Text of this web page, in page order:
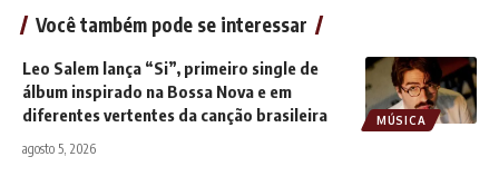
Você também pode se interessar
MÚSICA
Leo Salem lança “Si”, primeiro single de
álbum inspirado na Bossa Nova e em
diferentes vertentes da canção brasileira
agosto 5, 2026